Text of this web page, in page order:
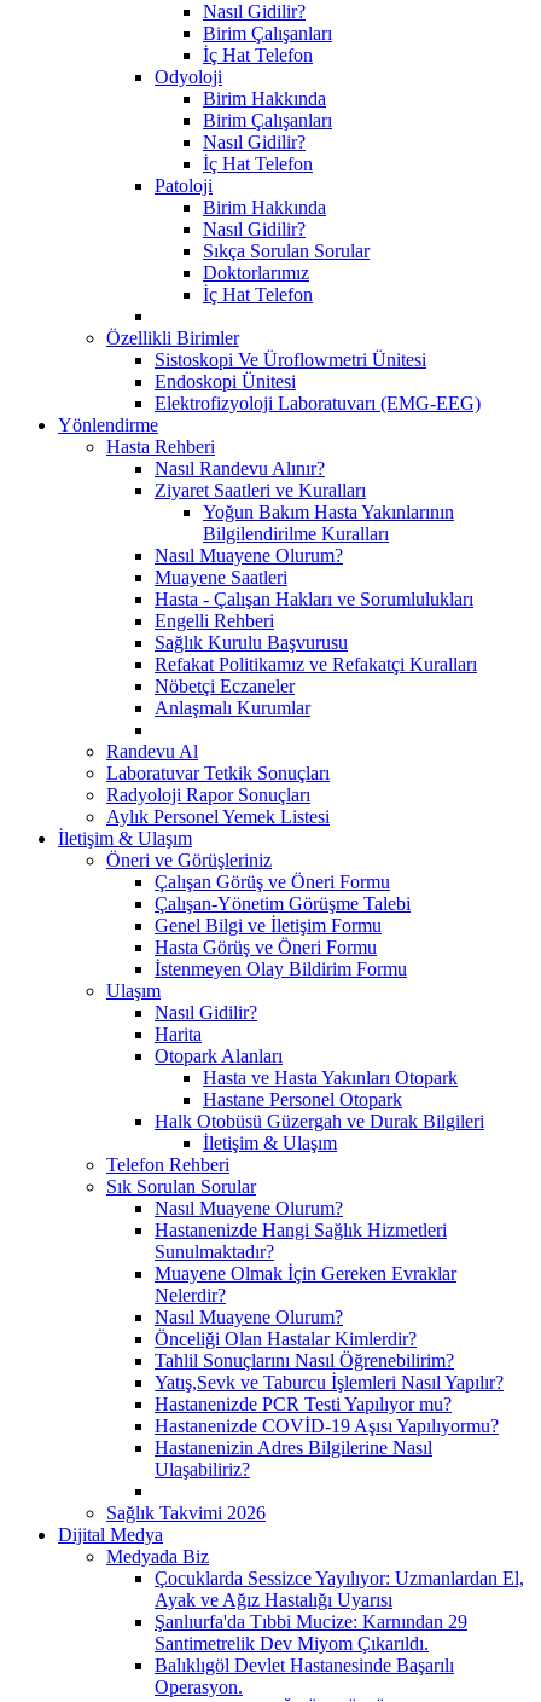
Nasıl Gidilir?
Birim Çalışanları
İç Hat Telefon
Odyoloji
Birim Hakkında
Birim Çalışanları
Nasıl Gidilir?
İç Hat Telefon
Patoloji
Birim Hakkında
Nasıl Gidilir?
Sıkça Sorulan Sorular
Doktorlarımız
İç Hat Telefon
Özellikli Birimler
Sistoskopi Ve Üroflowmetri Ünitesi
Endoskopi Ünitesi
Elektrofizyoloji Laboratuvarı (EMG-EEG)
Yönlendirme
Hasta Rehberi
Nasıl Randevu Alınır?
Ziyaret Saatleri ve Kuralları
Yoğun Bakım Hasta Yakınlarının
Bilgilendirilme Kuralları
Nasıl Muayene Olurum?
Muayene Saatleri
Hasta - Çalışan Hakları ve Sorumlulukları
Engelli Rehberi
Sağlık Kurulu Başvurusu
Refakat Politikamız ve Refakatçi Kuralları
Nöbetçi Eczaneler
Anlaşmalı Kurumlar
Randevu Al
Laboratuvar Tetkik Sonuçları
Radyoloji Rapor Sonuçları
Aylık Personel Yemek Listesi
İletişim & Ulaşım
Öneri ve Görüşleriniz
Çalışan Görüş ve Öneri Formu
Çalışan-Yönetim Görüşme Talebi
Genel Bilgi ve İletişim Formu
Hasta Görüş ve Öneri Formu
İstenmeyen Olay Bildirim Formu
Ulaşım
Nasıl Gidilir?
Harita
Otopark Alanları
Hasta ve Hasta Yakınları Otopark
Hastane Personel Otopark
Halk Otobüsü Güzergah ve Durak Bilgileri
İletişim & Ulaşım
Telefon Rehberi
Sık Sorulan Sorular
Nasıl Muayene Olurum?
Hastanenizde Hangi Sağlık Hizmetleri
Sunulmaktadır?
Muayene Olmak İçin Gereken Evraklar
Nelerdir?
Nasıl Muayene Olurum?
Önceliği Olan Hastalar Kimlerdir?
Tahlil Sonuçlarını Nasıl Öğrenebilirim?
Yatış,Sevk ve Taburcu İşlemleri Nasıl Yapılır?
Hastanenizde PCR Testi Yapılıyor mu?
Hastanenizde COVİD-19 Aşısı Yapılıyormu?
Hastanenizin Adres Bilgilerine Nasıl
Ulaşabiliriz?
Sağlık Takvimi 2026
Dijital Medya
Medyada Biz
Çocuklarda Sessizce Yayılıyor: Uzmanlardan El,
Ayak ve Ağız Hastalığı Uyarısı
Şanlıurfa'da Tıbbi Mucize: Karnından 29
Santimetrelik Dev Miyom Çıkarıldı.
Balıklıgöl Devlet Hastanesinde Başarılı
Operasyon.